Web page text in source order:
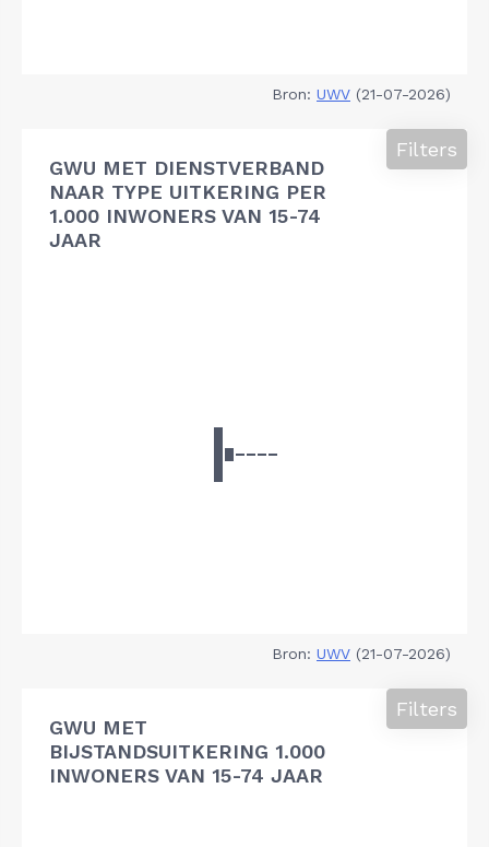
Bron: UWV (21-07-2026)
GWU MET DIENSTVERBAND
NAAR TYPE UITKERING PER
1.000 INWONERS VAN 15-74
JAAR
Filters
Bron: UWV (21-07-2026)
GWU MET
BIJSTANDSUITKERING 1.000
INWONERS VAN 15-74 JAAR
Filters